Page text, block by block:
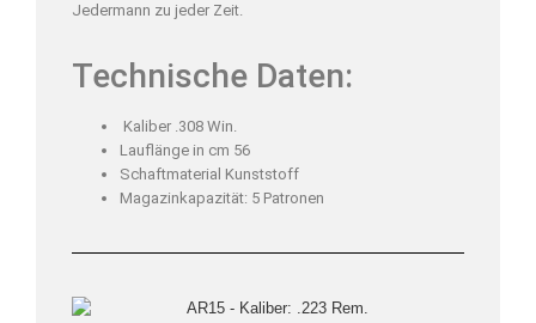
Jedermann zu jeder Zeit.
Technische Daten:
Kaliber .308 Win.
Lauflänge in cm 56
Schaftmaterial Kunststoff
Magazinkapazität: 5 Patronen